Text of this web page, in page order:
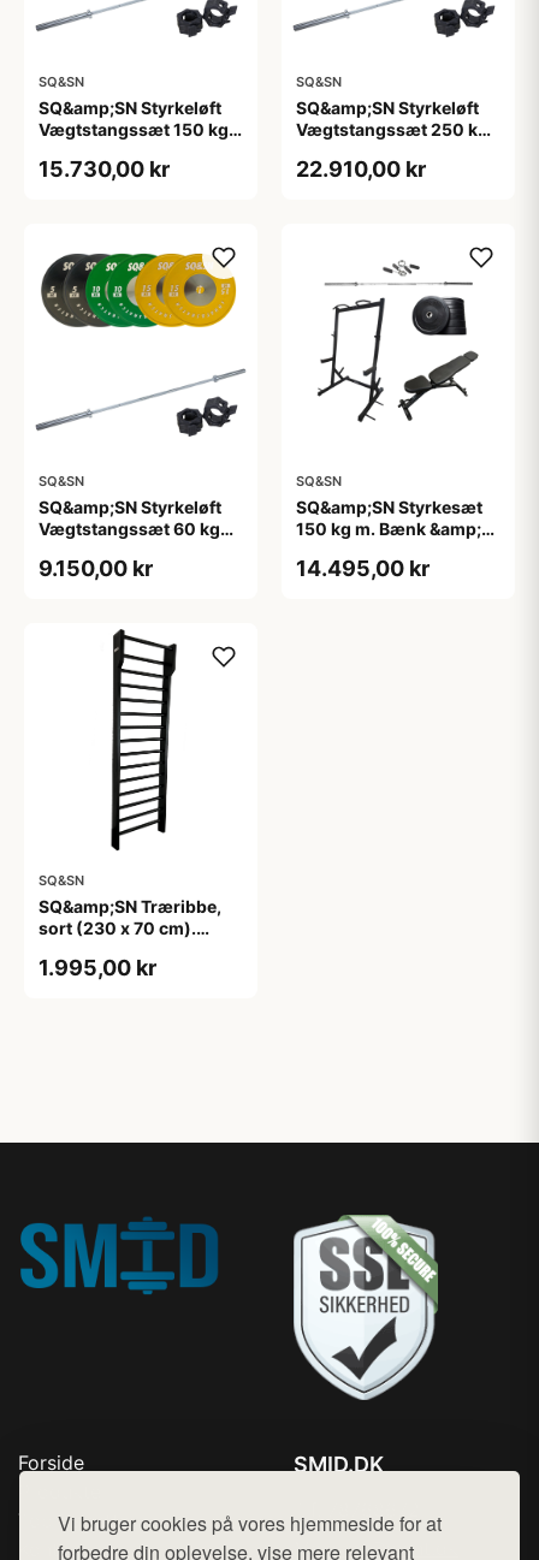
Vi bruger cookies på vores hjemmeside for at
forbedre din oplevelse, vise mere relevant
SQ&SN
SQ&amp;SN Styrkeløft
Vægtstangssæt 150 kg
15.730,00 kr
SQ&SN
SQ&amp;SN Styrkeløft
Vægtstangssæt 250 kg
22.910,00 kr
SQ&SN
SQ&amp;SN Styrkeløft
Vægtstangssæt 60 kg
mm greb, 50 mm ærme,
9.150,00 kr
SQ&SN
SQ&amp;SN Styrkesæt
150 kg m. Bænk &amp;
14.495,00 kr
SQ&SN
SQ&amp;SN Træribbe,
sort (230 x 70 cm).
kvalitet - kan monteres
1.995,00 kr
Forside
Top Rabatter
Kontakt
SMID.DK
Mail: hej@want.dk